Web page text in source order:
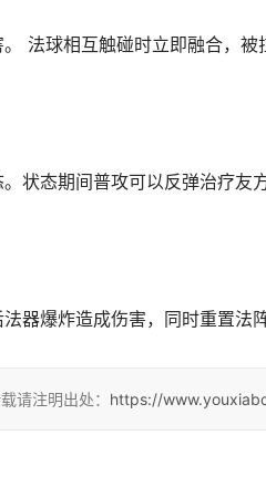
法球相互触碰时立即融合，
状态期间普攻可以反弹治疗友
器爆炸造成伤害，同时重置法
请注明出处： https://